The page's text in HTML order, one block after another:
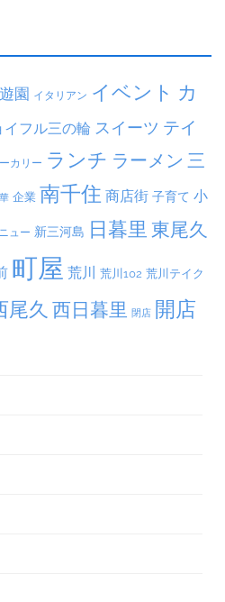
園 イタリアン イベント カ
イフル三の輪 スイーツ テイ
カリー ランチ ラーメン 三
企業 南千住 商店街 子育て 小
ュー 新三河島 日暮里 東尾久
町屋 荒川 荒川102 荒川テイク
尾久 西日暮里 閉店 開店